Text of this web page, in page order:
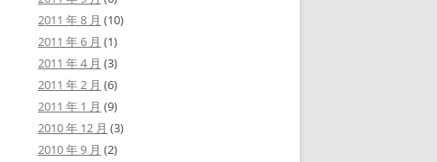
2011 年 8 月 (10)
2011 年 6 月 (1)
2011 年 4 月 (3)
2011 年 2 月 (6)
2011 年 1 月 (9)
2010 年 12 月 (3)
2010 年 9 月 (2)